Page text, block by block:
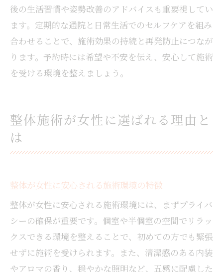
後の生活習慣や姿勢改善のアドバイスも重要視してい
ます。定期的な通院と日常生活でのセルフケアを組み
合わせることで、施術効果の持続と再発防止につなが
ります。予約時には希望や不安を伝え、安心して施術
を受ける環境を整えましょう。
整体施術が女性に選ばれる理由と
は
整体が女性に安心される施術環境の特徴
整体が女性に安心される施術環境には、まずプライバ
シーの確保が重要です。個室や半個室の空間でリラッ
クスできる環境を整えることで、初めての方でも緊張
せずに施術を受けられます。また、清潔感のある内装
やアロマの香り、穏やかな照明など、五感に配慮した